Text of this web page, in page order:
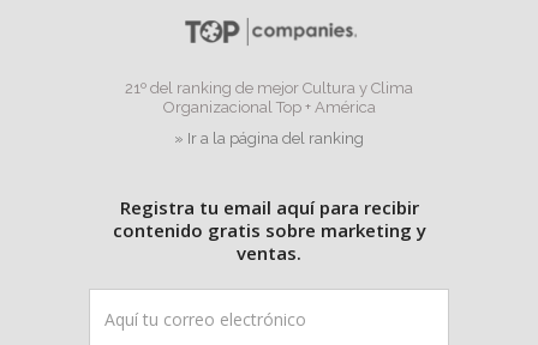
21º del ranking de mejor Cultura y Clima
Organizacional Top + América
» Ir a la página del ranking
Registra tu email aquí para recibir
contenido gratis sobre marketing y
ventas.